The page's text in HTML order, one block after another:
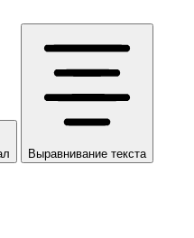
Выравнивание текста